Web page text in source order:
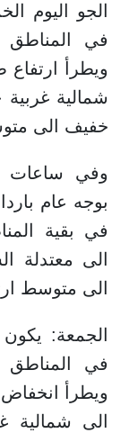
الجو اليوم
في المناطق
ويطرأ
شمالية
خفيف الى
وفي ساعات
بوجه عام
في بقية
الى معتدلة
الى متوسط
الجمعة:
في المناطق
ويطرأ انخفاض
الى شمالية